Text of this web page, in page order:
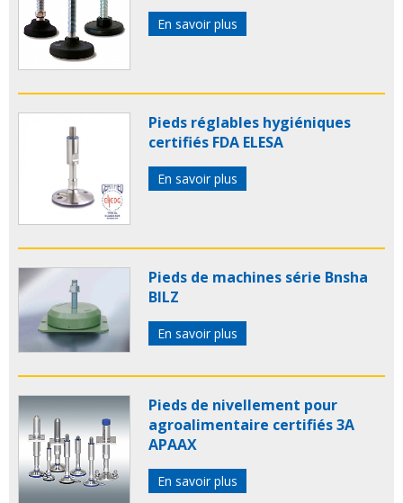
En savoir plus
Pieds réglables hygiéniques
certifiés FDA ELESA
En savoir plus
Pieds de machines série Bnsha
BILZ
En savoir plus
Pieds de nivellement pour
agroalimentaire certifiés 3A
APAAX
En savoir plus